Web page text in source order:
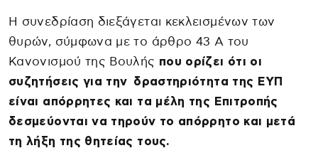
Η συνεδρίαση διεξάγεται κεκλεισμένων των
θυρών, σύμφωνα με το άρθρο 43 Α του
Κανονισμού της Βουλής που ορίζει ότι οι
συζητήσεις για την δραστηριότητα της ΕΥΠ
είναι απόρρητες και τα μέλη της Επιτροπής
δεσμεύονται να τηρούν το απόρρητο και μετά
τη λήξη της θητείας τους.